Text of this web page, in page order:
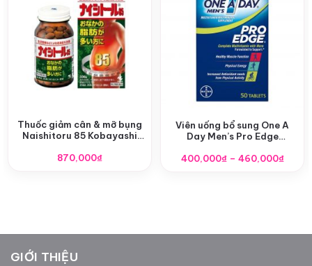
Thuốc giảm cân & mỡ bụng
Naishitoru 85 Kobayashi
870,000₫
Viên uống bổ sung One A
Day Men’s Pro Edge
400,000₫ – 460,000₫
GIỚI THIỆU